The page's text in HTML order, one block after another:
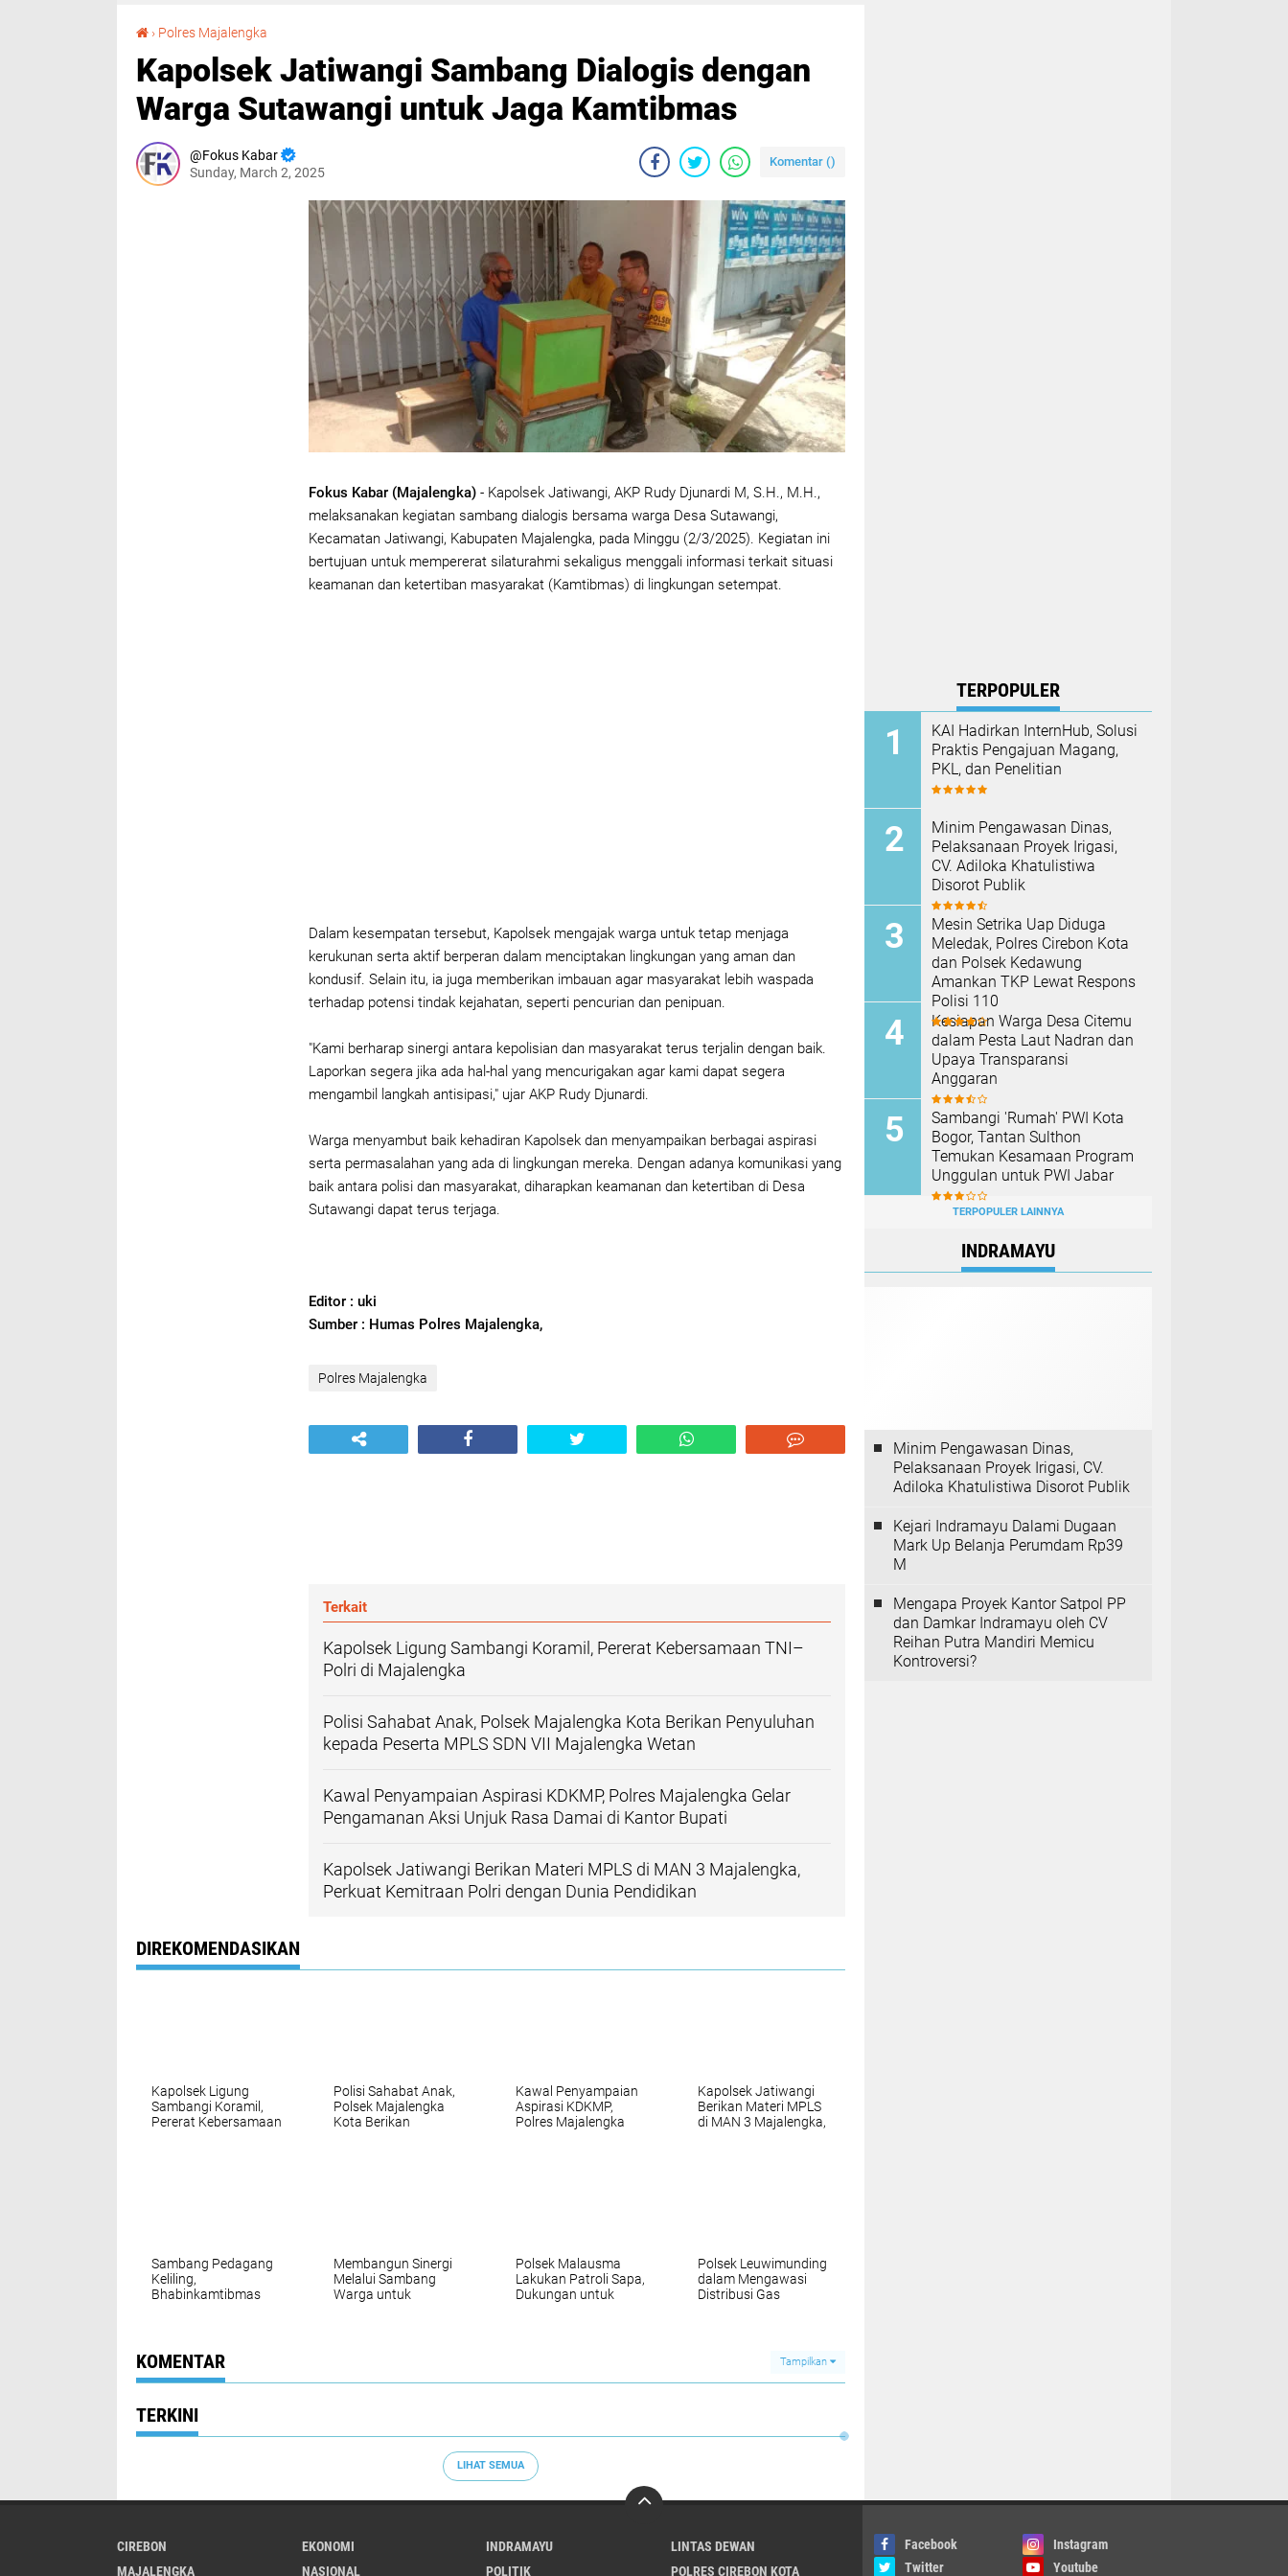
› Polres Majalengka
Kapolsek Jatiwangi Sambang Dialogis dengan
Warga Sutawangi untuk Jaga Kamtibmas
Fokus Kabar
Sunday, March 2, 2025
Komentar ()
Fokus Kabar (Majalengka) - Kapolsek Jatiwangi, AKP Rudy Djunardi M, S.H., M.H.,
melaksanakan kegiatan sambang dialogis bersama warga Desa Sutawangi,
Kecamatan Jatiwangi, Kabupaten Majalengka, pada Minggu (2/3/2025). Kegiatan ini
bertujuan untuk mempererat silaturahmi sekaligus menggali informasi terkait situasi
keamanan dan ketertiban masyarakat (Kamtibmas) di lingkungan setempat.
Dalam kesempatan tersebut, Kapolsek mengajak warga untuk tetap menjaga
kerukunan serta aktif berperan dalam menciptakan lingkungan yang aman dan
kondusif. Selain itu, ia juga memberikan imbauan agar masyarakat lebih waspada
terhadap potensi tindak kejahatan, seperti pencurian dan penipuan.
"Kami berharap sinergi antara kepolisian dan masyarakat terus terjalin dengan baik.
Laporkan segera jika ada hal-hal yang mencurigakan agar kami dapat segera
mengambil langkah antisipasi," ujar AKP Rudy Djunardi.
Warga menyambut baik kehadiran Kapolsek dan menyampaikan berbagai aspirasi
serta permasalahan yang ada di lingkungan mereka. Dengan adanya komunikasi yang
baik antara polisi dan masyarakat, diharapkan keamanan dan ketertiban di Desa
Sutawangi dapat terus terjaga.
Editor : uki
Sumber : Humas Polres Majalengka,
Polres Majalengka
Terkait
Kapolsek Ligung Sambangi Koramil, Pererat Kebersamaan TNI–
Polri di Majalengka
Polisi Sahabat Anak, Polsek Majalengka Kota Berikan Penyuluhan
kepada Peserta MPLS SDN VII Majalengka Wetan
Kawal Penyampaian Aspirasi KDKMP, Polres Majalengka Gelar
Pengamanan Aksi Unjuk Rasa Damai di Kantor Bupati
Kapolsek Jatiwangi Berikan Materi MPLS di MAN 3 Majalengka,
Perkuat Kemitraan Polri dengan Dunia Pendidikan
DIREKOMENDASIKAN
Kapolsek Ligung
Sambangi Koramil,
Pererat Kebersamaan
Polisi Sahabat Anak,
Polsek Majalengka
Kota Berikan
Kawal Penyampaian
Aspirasi KDKMP,
Polres Majalengka
Kapolsek Jatiwangi
Berikan Materi MPLS
di MAN 3 Majalengka,
Sambang Pedagang
Keliling,
Bhabinkamtibmas
Membangun Sinergi
Melalui Sambang
Warga untuk
Polsek Malausma
Lakukan Patroli Sapa,
Dukungan untuk
Polsek Leuwimunding
dalam Mengawasi
Distribusi Gas
KOMENTAR Tampilkan
TERKINI
LIHAT SEMUA
TERPOPULER
KAI Hadirkan InternHub, Solusi
Praktis Pengajuan Magang,
PKL, dan Penelitian
Minim Pengawasan Dinas,
Pelaksanaan Proyek Irigasi,
CV. Adiloka Khatulistiwa
Disorot Publik
Mesin Setrika Uap Diduga
Meledak, Polres Cirebon Kota
dan Polsek Kedawung
Amankan TKP Lewat Respons
Polisi 110
Kesiapan Warga Desa Citemu
dalam Pesta Laut Nadran dan
Upaya Transparansi
Anggaran
Sambangi 'Rumah' PWI Kota
Bogor, Tantan Sulthon
Temukan Kesamaan Program
Unggulan untuk PWI Jabar
TERPOPULER LAINNYA
INDRAMAYU
Minim Pengawasan Dinas,
Pelaksanaan Proyek Irigasi, CV.
Adiloka Khatulistiwa Disorot Publik
Kejari Indramayu Dalami Dugaan
Mark Up Belanja Perumdam Rp39
M
Mengapa Proyek Kantor Satpol PP
dan Damkar Indramayu oleh CV
Reihan Putra Mandiri Memicu
Kontroversi?
CIREBON EKONOMI INDRAMAYU
LINTAS DEWAN
MAJALENGKA
NASIONAL POLITIK POLRES CIREBON KOTA
Facebook
Instagram
Twitter
Youtube